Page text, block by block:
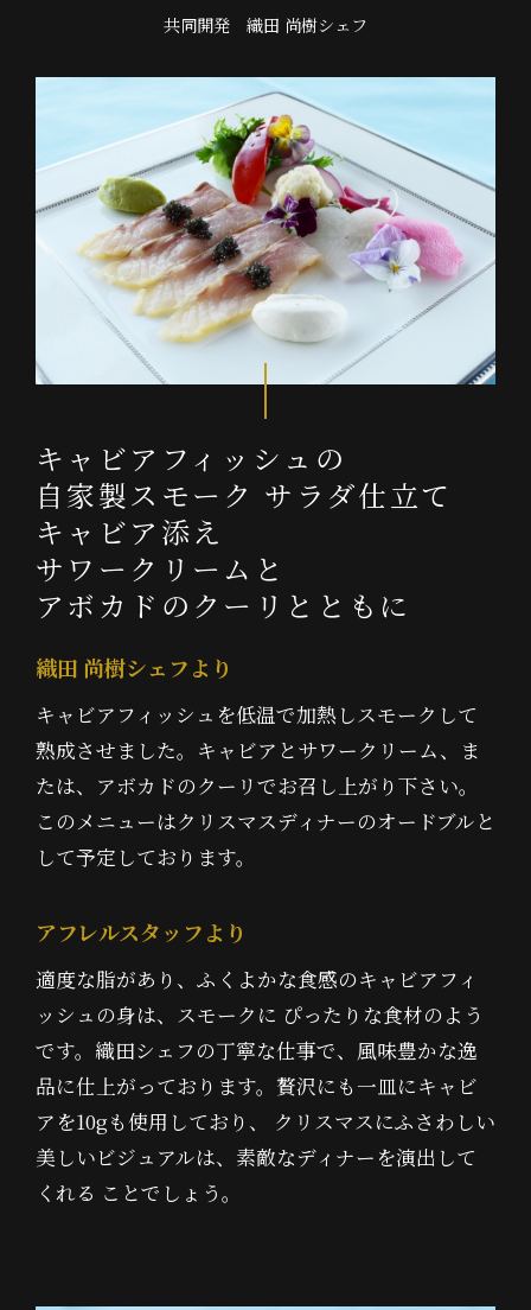
共同開発 織田 尚樹シ ェ フ
キャビアフィッシュの
自家製スモーク サラダ仕立て
キャビア添え
サワークリームと
アボカドのクーリとともに
織田 尚樹シェフより
キャビアフィッシュを低温で加熱しスモークして
熟成させました。キャビアとサワークリーム、ま
たは、アボカドのクーリでお召し上がり下さい。
このメニューはクリスマスディナーのオードブルと
して予定しております。
アフレルスタッフより
適度な脂があり、ふくよかな食感のキャビアフィ
ッシュの身は、スモークに ぴったりな食材のよう
です。織田シェフの丁寧な仕事で、風味豊かな逸
品に仕上がっております。贅沢にも一皿にキャビ
アを10gも使用しており、 クリスマスにふさわしい
美しいビジュアルは、素敵なディナーを演出して
くれる ことでしょう。